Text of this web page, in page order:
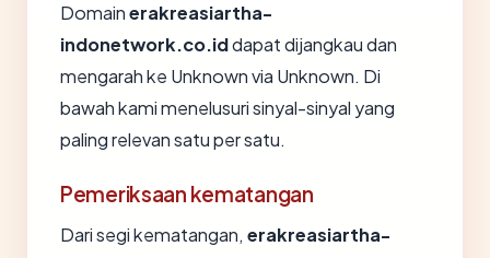
Domainerakreasiartha-
indonetwork.co.iddapat dijangkau dan
mengarah ke Unknown via Unknown. Di
bawah kami menelusuri sinyal-sinyal yang
paling relevan satu per satu.
Pemeriksaan kematangan
Dari segi kematangan, erakreasiartha-